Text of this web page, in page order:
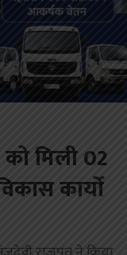
मिली 02
कार्यो